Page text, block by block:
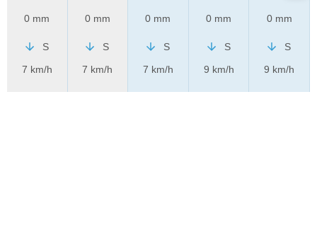
0 mm
S
7 km/h
0 mm
S
7 km/h
0 mm
S
7 km/h
0 mm
S
9 km/h
0 mm
S
9 km/h